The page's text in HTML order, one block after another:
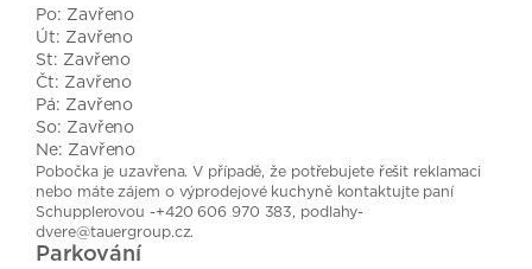
Po: Zavřeno
Út: Zavřeno
St: Zavřeno
Čt: Zavřeno
Pá: Zavřeno
So: Zavřeno
Ne: Zavřeno
Pobočka je uzavřena. V případě, že potřebujete řešit reklamaci
nebo máte zájem o výprodejové kuchyně kontaktujte paní
Schupplerovou -+420 606 970 383, podlahy-
dvere@tauergroup.cz.
Parkování